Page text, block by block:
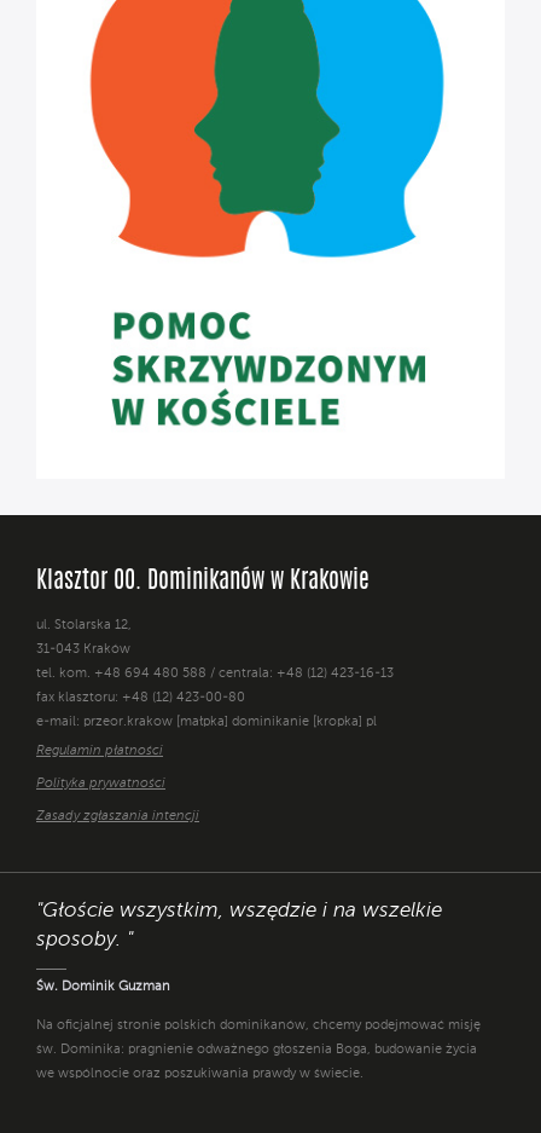
Klasztor OO. Dominikanów w Krakowie
ul. Stolarska 12,
31-043 Kraków
tel. kom. +48 694 480 588 / centrala: +48 (12) 423-16-13
fax klasztoru: +48 (12) 423-00-80
e-mail: przeor.krakow [małpka] dominikanie [kropka] pl
Regulamin płatności
Polityka prywatności
Zasady zgłaszania intencji
"Głoście wszystkim, wszędzie i na wszelkie
sposoby. "
Św. Dominik Guzman
Na oficjalnej stronie polskich dominikanów, chcemy podejmować misję
św. Dominika: pragnienie odważnego głoszenia Boga, budowanie życia
we wspólnocie oraz poszukiwania prawdy w świecie.